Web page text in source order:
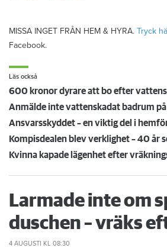
MISSA INGET FRÅN HEM & HYRA. Tryck
Facebook.
Läs också
600 kronor dyrare att bo efter
Ansvarsskyddet – en viktig del i
Larmade inte om
duschen – vräks
4 AUGUSTI KL 08:30